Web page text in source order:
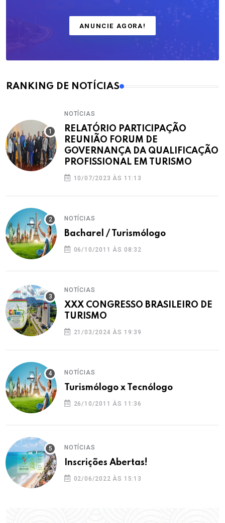
ANUNCIE AGORA!
RANKING DE NOTÍCIAS
NOTÍCIAS
RELATÓRIO PARTICIPAÇÃO
REUNIÃO FORUM DE
GOVERNANÇA DA QUALIFICAÇÃO
PROFISSIONAL EM TURISMO
10/07/2023 ÀS 11:13
NOTÍCIAS
Bacharel / Turismólogo
06/10/2011 ÀS 08:32
NOTÍCIAS
XXX CONGRESSO BRASILEIRO DE
TURISMO
21/03/2024 ÀS 19:39
NOTÍCIAS
Turismólogo x Tecnólogo
26/10/2011 ÀS 11:36
NOTÍCIAS
Inscrições Abertas!
02/06/2022 ÀS 15:13